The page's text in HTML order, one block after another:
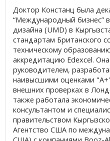
Доктор Констанц была
“Международный бизнес”
дизайна (UMD) в
стандартам Британского
техническому
аккредитацию Edexcel.
руководителем,
наивысшими оценками
внешних проверках в
также работала
консультантом и
правительством
Агентство США по